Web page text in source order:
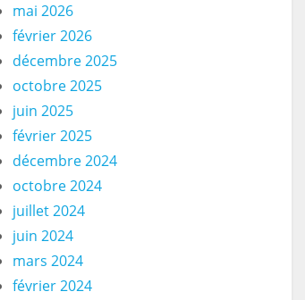
mai 2026
février 2026
décembre 2025
octobre 2025
juin 2025
février 2025
décembre 2024
octobre 2024
juillet 2024
juin 2024
mars 2024
février 2024